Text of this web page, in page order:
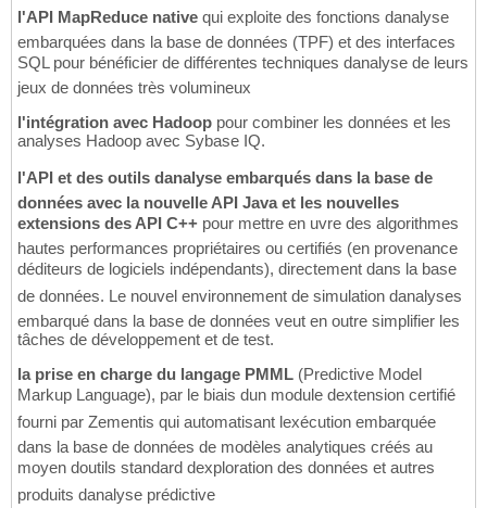
l'API MapReduce native qui exploite des fonctions danalyse
embarquées dans la base de données (TPF) et des interfaces
SQL pour bénéficier de différentes techniques danalyse de leurs
jeux de données très volumineux
l'intégration avec Hadoop pour combiner les données et les
analyses Hadoop avec Sybase IQ.
l'API et des outils danalyse embarqués dans la base de
données avec la nouvelle API Java et les nouvelles
extensions des API C++ pour mettre en uvre des algorithmes
hautes performances propriétaires ou certifiés (en provenance
déditeurs de logiciels indépendants), directement dans la base
de données. Le nouvel environnement de simulation danalyses
embarqué dans la base de données veut en outre simplifier les
tâches de développement et de test.
la prise en charge du langage PMML (Predictive Model
Markup Language), par le biais dun module dextension certifié
fourni par Zementis qui automatisant lexécution embarquée
dans la base de données de modèles analytiques créés au
moyen doutils standard dexploration des données et autres
produits danalyse prédictive